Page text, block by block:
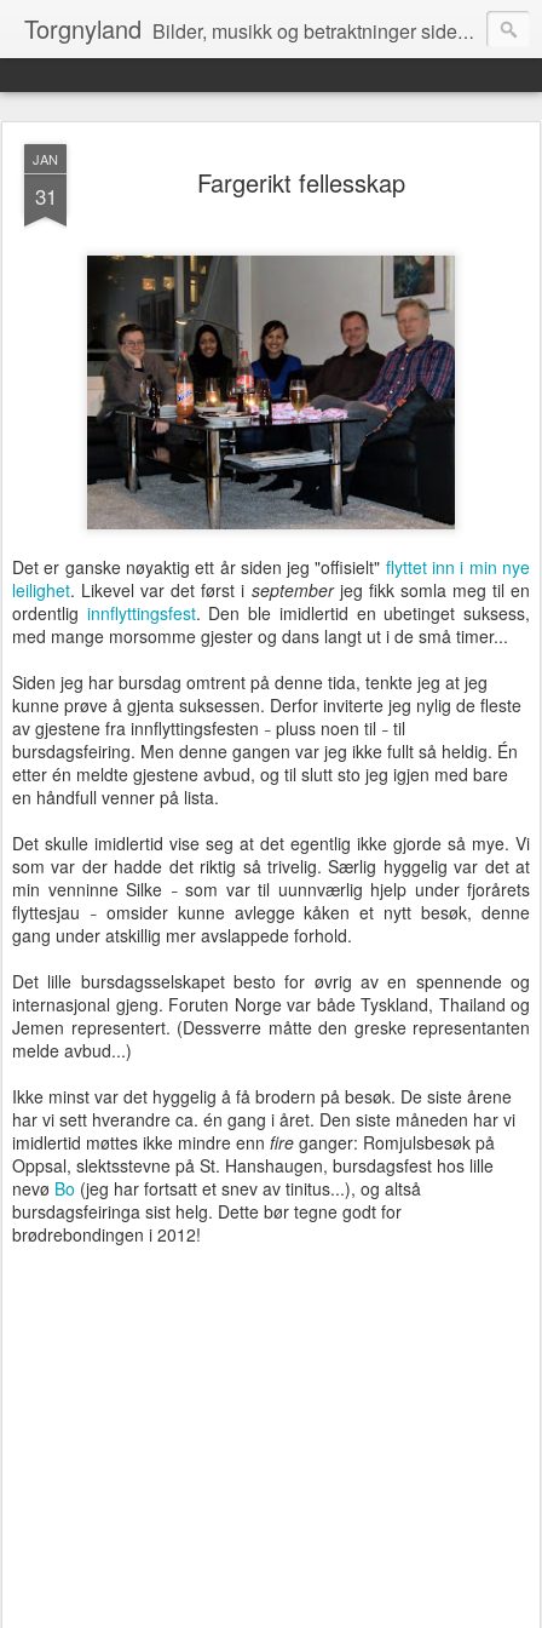
Torgnyland Bilder, musikk og betraktninger siden 2008
JAN
31 Fargerikt fellesskap
Det er ganske nøyaktig ett år siden jeg "offisielt" flyttet inn i min nye
leilighet. Likevel var det først i septemberjeg fikk somla meg til en
ordentlig innflyttingsfest. Den ble imidlertid en ubetinget suksess,
med mange morsomme gjester og dans langt ut i de små timer...
Siden jeg har bursdag omtrent på denne tida, tenkte jeg at jeg
kunne prøve å gjenta suksessen. Derfor inviterte jeg nylig de fleste
av gjestene fra innflyttingsfesten – pluss noen til – til
bursdagsfeiring. Men denne gangen var jeg ikke fullt så heldig. Én
etter én meldte gjestene avbud, og til slutt sto jeg igjen med bare
en håndfull venner på lista.
Det skulle imidlertid vise seg at det egentlig ikke gjorde så mye. Vi
som var der hadde det riktig så trivelig. Særlig hyggelig var det at
min venninne Silke
–som var til uunnværlig hjelp under fjorårets
flyttesjau
–omsider kunne avlegge kåken et nytt besøk, denne
gang under atskillig mer avslappede forhold.
Det lille bursdagsselskapet bestofor øvrig av en spennende og
internasjonal gjeng. Foruten Norge var både Tyskland, Thailand og
Jemen representert. (Dessverre måtte den greske representanten
melde avbud...)
Ikke minst var det hyggelig å få brodern på besøk. De siste årene
har vi sett hverandre ca. én gang i året. Den siste måneden har vi
imidlertid møttes ikke mindre enn fire ganger: Romjulsbesøk på
Oppsal, slektsstevne på St. Hanshaugen, bursdagsfest hos lille
nevø Bo (jeg har fortsatt et snev av tinitus...), og altså
bursdagsfeiringa sist helg. Dette bør tegne godt for
brødrebondingen i 2012!